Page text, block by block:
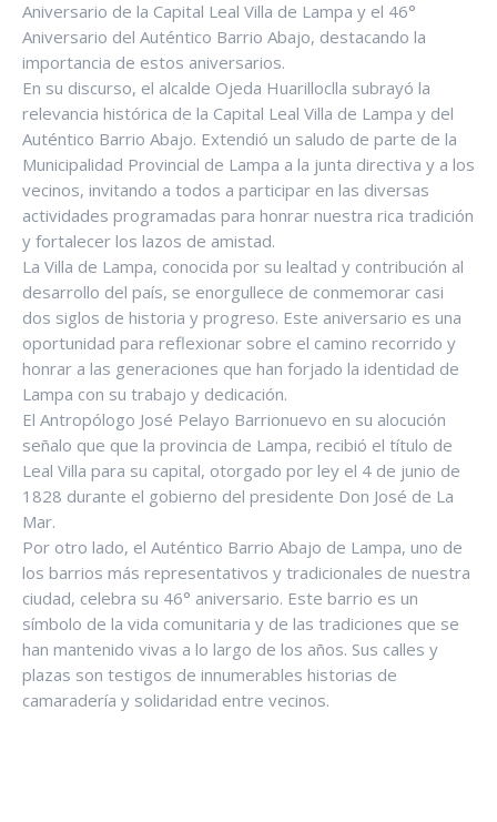
Aniversario de la Capital Leal Villa de Lampa y el 46°
Aniversario del Auténtico Barrio Abajo, destacando la
importancia de estos aniversarios.
En su discurso, el alcalde Ojeda Huarilloclla subrayó la
relevancia histórica de la Capital Leal Villa de Lampa y del
Auténtico Barrio Abajo. Extendió un saludo de parte de la
Municipalidad Provincial de Lampa a la junta directiva y a los
vecinos, invitando a todos a participar en las diversas
actividades programadas para honrar nuestra rica tradición
y fortalecer los lazos de amistad.
La Villa de Lampa, conocida por su lealtad y contribución al
desarrollo del país, se enorgullece de conmemorar casi
dos siglos de historia y progreso. Este aniversario es una
oportunidad para reflexionar sobre el camino recorrido y
honrar a las generaciones que han forjado la identidad de
Lampa con su trabajo y dedicación.
El Antropólogo José Pelayo Barrionuevo en su alocución
señalo que que la provincia de Lampa, recibió el título de
Leal Villa para su capital, otorgado por ley el 4 de junio de
1828 durante el gobierno del presidente Don José de La
Mar.
Por otro lado, el Auténtico Barrio Abajo de Lampa, uno de
los barrios más representativos y tradicionales de nuestra
ciudad, celebra su 46° aniversario. Este barrio es un
símbolo de la vida comunitaria y de las tradiciones que se
han mantenido vivas a lo largo de los años. Sus calles y
plazas son testigos de innumerables historias de
camaradería y solidaridad entre vecinos.